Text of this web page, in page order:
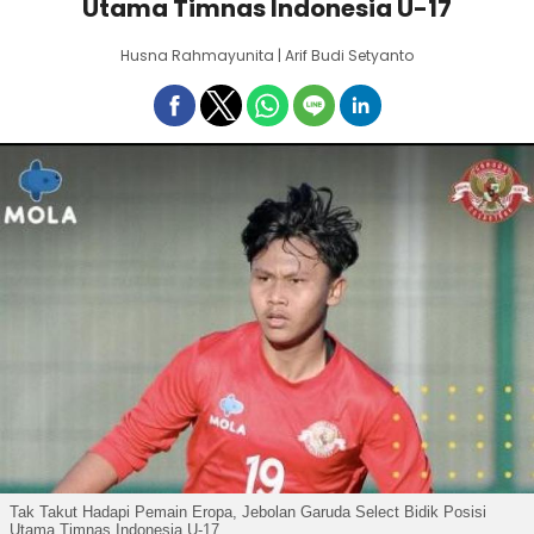
Utama Timnas Indonesia U-17
Husna Rahmayunita | Arif Budi Setyanto
Tak Takut Hadapi Pemain Eropa, Jebolan Garuda Select Bidik Posisi
Utama Timnas Indonesia U-17